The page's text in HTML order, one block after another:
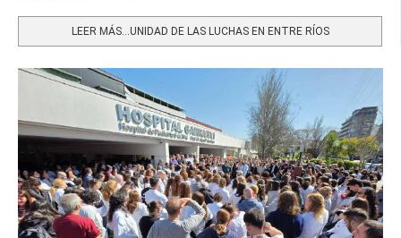
LEER MÁS…UNIDAD DE LAS LUCHAS EN ENTRE RÍOS